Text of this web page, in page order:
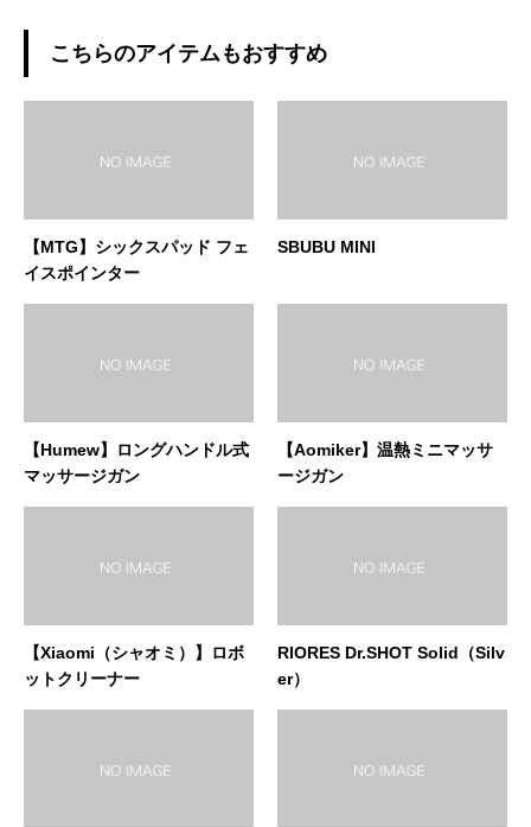
こちらのアイテムもおすすめ
【MTG】シックスパッド フェ
イスポインター
SBUBU MINI
【Humew】ロングハンドル式
マッサージガン
【Aomiker】温熱ミニマッサ
ージガン
【Xiaomi（シャオミ）】ロボ
ットクリーナー
RIORES Dr.SHOT Solid（Silv
er）